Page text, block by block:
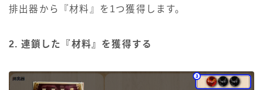
排出器から『材料』を1つ獲得します。
2. 連鎖した『材料』を獲得する